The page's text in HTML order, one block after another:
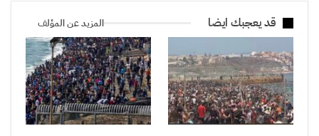
قد يعجبك ايضا المزيد عن المؤلف